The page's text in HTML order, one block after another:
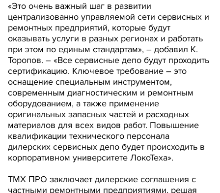
«Это очень важный шаг в развитии
централизованно управляемой сети сервисных и
ремонтных предприятий, которые будут
оказывать услуги в разных регионах и работать
при этом по единым стандартам», – добавил К.
Торопов. – «Все сервисные депо будут проходить
сертификацию. Ключевое требование – это
оснащение специальным инструментом,
современным диагностическим и ремонтным
оборудованием, а также применение
оригинальных запасных частей и расходных
материалов для всех видов работ. Повышение
квалификации технического персонала
дилерских сервисных депо будет происходить в
корпоративном университете ЛокоТеха».
ТМХ ПРО заключает дилерские соглашения с
частными ремонтными предприятиями, решая